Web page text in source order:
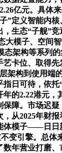
亿元。具体
”定义智能内
生态“子舰”
大模子、空间智
态架构等系列
艺卡位、取得
架构到使用端
日可待，依托
年的2.22港元，
障。市场迟
从2025年财
体模子——日日
变引擎。总体
数年营业打磨